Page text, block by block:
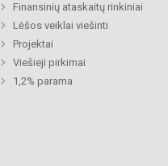
Finansinių ataskaitų rinkiniai
Lėšos veiklai viešinti
Projektai
Viešieji pirkimai
1,2% parama